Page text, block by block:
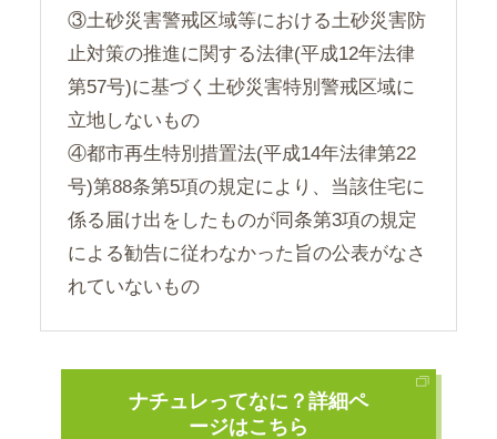
③土砂災害警戒区域等における土砂災害防
止対策の推進に関する法律(平成12年法律
第57号)に基づく土砂災害特別警戒区域に
立地しないもの
④都市再生特別措置法(平成14年法律第22
号)第88条第5項の規定により、当該住宅に
係る届け出をしたものが同条第3項の規定
による勧告に従わなかった旨の公表がなさ
れていないもの
ナチュレってなに？詳細ペ
ージはこちら